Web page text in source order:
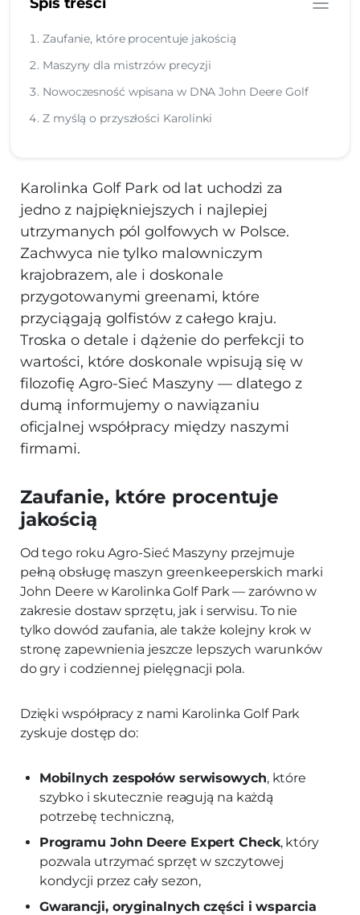
Zaufanie, które procentuje jakością
Maszyny dla mistrzów precyzji
Nowoczesność wpisana w DNA John Deere Golf
Z myślą o przyszłości Karolinki
Karolinka Golf Park od lat uchodzi za
jedno z najpiękniejszych i najlepiej
utrzymanych pól golfowych w Polsce.
Zachwyca nie tylko malowniczym
krajobrazem, ale i doskonale
przygotowanymi greenami, które
przyciągają golfistów z całego kraju.
Troska o detale i dążenie do perfekcji to
wartości, które doskonale wpisują się w
filozofię Agro-Sieć Maszyny — dlatego z
dumą informujemy o nawiązaniu
oficjalnej współpracy między naszymi
firmami.
Zaufanie, które procentuje
jakością
Od tego roku Agro‑Sieć Maszyny przejmuje
pełną obsługę maszyn greenkeeperskich marki
John Deere w Karolinka Golf Park — zarówno w
zakresie dostaw sprzętu, jak i serwisu. To nie
tylko dowód zaufania, ale także kolejny krok w
stronę zapewnienia jeszcze lepszych warunków
do gry i codziennej pielęgnacji pola.
Dzięki współpracy z nami Karolinka Golf Park
zyskuje dostęp do:
Mobilnych zespołów serwisowych, które
szybko i skutecznie reagują na każdą
potrzebę techniczną,
Programu John Deere Expert Check, który
pozwala utrzymać sprzęt w szczytowej
kondycji przez cały sezon,
Gwarancji, oryginalnych części i wsparcia